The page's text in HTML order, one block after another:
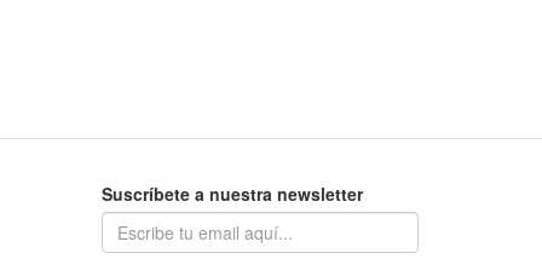
Suscríbete a nuestra newsletter